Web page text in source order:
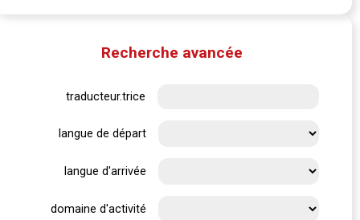
Recherche avancée
traducteur.trice
langue de départ
langue d'arrivée
domaine d'activité